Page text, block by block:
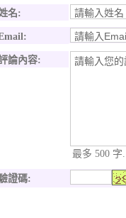
名:
論內容:
最多 500 字.
證碼: